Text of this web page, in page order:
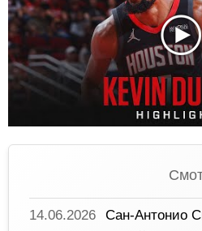
14.06.2026
Сан-Антонио